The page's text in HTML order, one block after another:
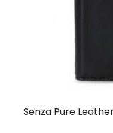
Senza Pure